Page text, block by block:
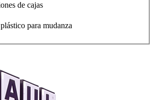
de cajas
para mudanza